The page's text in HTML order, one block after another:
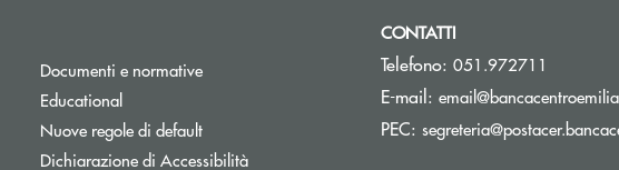
Documenti e normative
Educational
Nuove regole di default
Dichiarazione di Accessibilità
CONTATTI
Telefono: 051.972711
E-mail:
PEC: